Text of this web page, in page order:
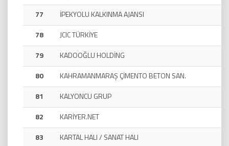
77
İPEKYOLU KALKINMA AJANSI
78
JCIC TÜRKİYE
79
KADOOĞLU HOLDİNG
80
KAHRAMANMARAŞ ÇİMENTO BETON SAN.
81
KALYONCU GRUP
82
KARİYER.NET
83
KARTAL HALI / SANAT HALI